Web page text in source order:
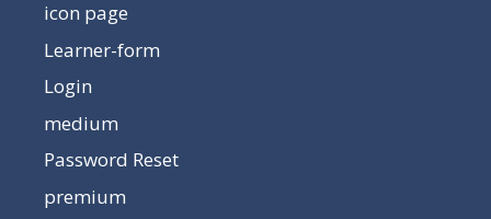
icon page
Learner-form
Login
medium
Password Reset
premium